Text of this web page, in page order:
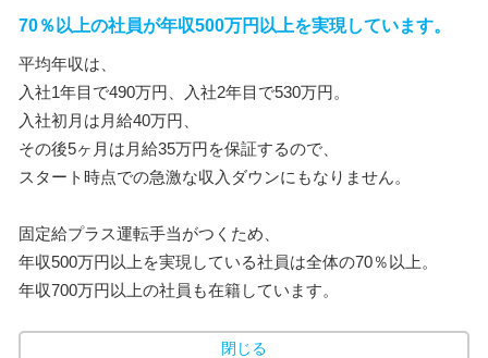
70％以上の社員が年収500万円以上を実現しています。
平均年収は、
入社1年目で490万円、入社2年目で530万円。
入社初月は月給40万円、
その後5ヶ月は月給35万円を保証するので、
スタート時点での急激な収入ダウンにもなりません。
固定給プラス運転手当がつくため、
年収500万円以上を実現している社員は全体の70％以上。
年収700万円以上の社員も在籍しています。
閉じる